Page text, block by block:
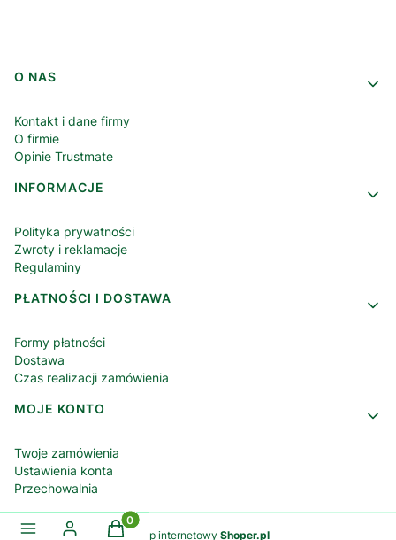
Linki w stopce
O NAS
Kontakt i dane firmy
O firmie
Opinie Trustmate
INFORMACJE
Polityka prywatności
Zwroty i reklamacje
Regulaminy
PŁATNOŚCI I DOSTAWA
Formy płatności
Dostawa
Czas realizacji zamówienia
MOJE KONTO
Twoje zamówienia
Ustawienia konta
Przechowalnia
Sklep internetowy Shoper.pl
Produkty w koszyku: 0. Zobacz szczegóły